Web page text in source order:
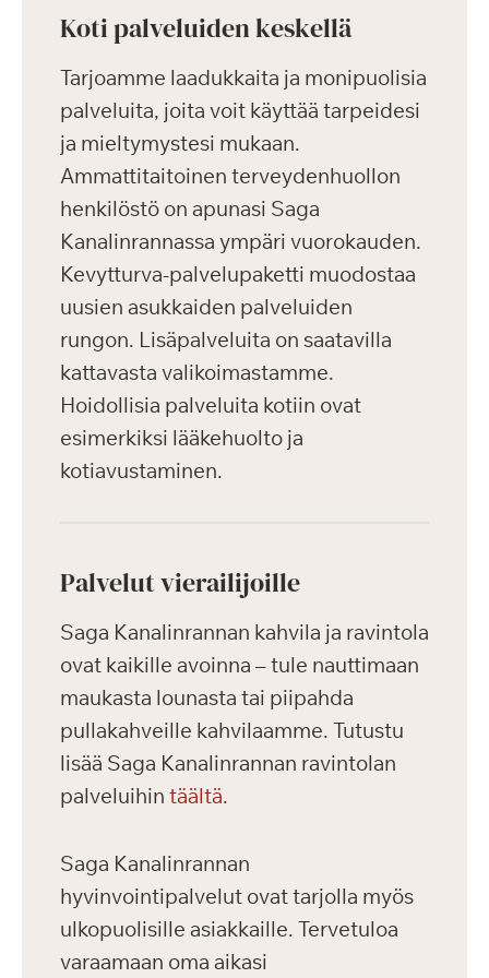
Koti palveluiden keskellä
Tarjoamme laadukkaita ja monipuolisia
palveluita, joita voit käyttää tarpeidesi
ja mieltymystesi mukaan.
Ammattitaitoinen terveydenhuollon
henkilöstö on apunasi Saga
Kanalinrannassa ympäri vuorokauden.
Kevytturva-palvelupaketti muodostaa
uusien asukkaiden palveluiden
rungon. Lisäpalveluita on saatavilla
kattavasta valikoimastamme.
Hoidollisia palveluita kotiin ovat
esimerkiksi lääkehuolto ja
kotiavustaminen.
Palvelut vierailijoille
Saga Kanalinrannan kahvila ja ravintola
ovat kaikille avoinna – tule nauttimaan
maukasta lounasta tai piipahda
pullakahveille kahvilaamme. Tutustu
lisää Saga Kanalinrannan ravintolan
palveluihin täältä.
Saga Kanalinrannan
hyvinvointipalvelut ovat tarjolla myös
ulkopuolisille asiakkaille. Tervetuloa
varaamaan oma aikasi